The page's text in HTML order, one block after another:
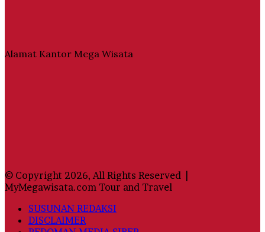
Alamat Kantor Mega Wisata
© Copyright 2026, All Rights Reserved |
MyMegawisata.com Tour and Travel
SUSUNAN REDAKSI
DISCLAIMER